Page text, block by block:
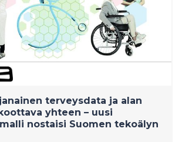
terveysdata ja alan
yhteen – uusi
nostaisi Suomen tekoälyn